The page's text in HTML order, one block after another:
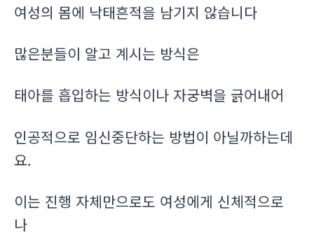
여성의 몸에 낙태흔적을 남기지 않습니다
많은분들이 알고 계시는 방식은
태아를 흡입하는 방식이나 자궁벽을 긁어내어
인공적으로 임신중단하는 방법이 아닐까하는데
요.
이는 진행 자체만으로도 여성에게 신체적으로
나